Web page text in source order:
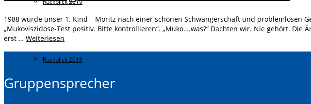
Rückblick 2019
Rückblick 2018
1988 wurde unser 1. Kind – Moritz nach einer schönen Schwangerschaft und problemlosen
„Mukoviszidose-Test positiv. Bitte kontrollieren“. „Muko….was?“ Dachten wir. Nie gehört.
erst … Weiterlesen
Gruppensprecher